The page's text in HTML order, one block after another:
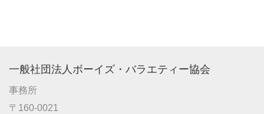
一般社団法人ボーイズ・バラエティー協会
事務所
〒160-0021